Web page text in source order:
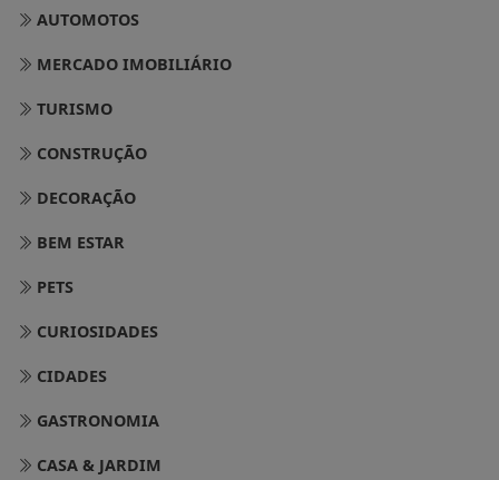
AUTOMOTOS
MERCADO IMOBILIÁRIO
TURISMO
CONSTRUÇÃO
DECORAÇÃO
BEM ESTAR
PETS
CURIOSIDADES
CIDADES
GASTRONOMIA
CASA & JARDIM